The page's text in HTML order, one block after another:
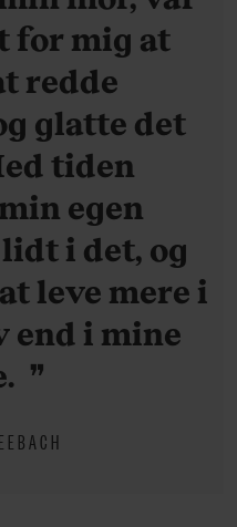
for mig at
redde
glatte det
tiden
egen
i det, og
leve mere i
end i mine